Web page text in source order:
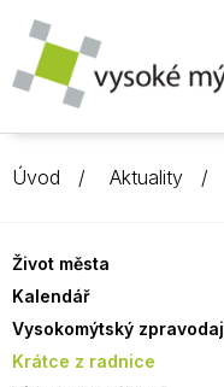
Úvod Aktuality
Život města
Kalendář
Vysokomýtský zpravodaj
Krátce z radnice